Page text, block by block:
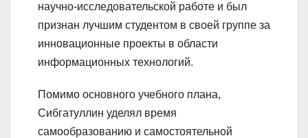
научно-исследовательской работе и был
признан лучшим студентом в своей группе за
инновационные проекты в области
информационных технологий.
Помимо основного учебного плана,
Сибгатуллин уделял время
самообразованию и самостоятельной